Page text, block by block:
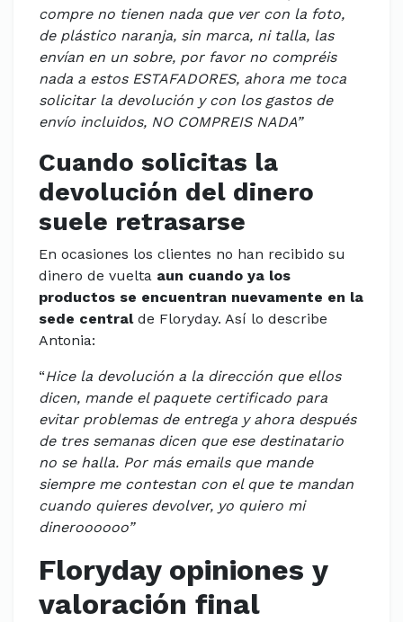
compre no tienen nada que ver con la foto,
de plástico naranja, sin marca, ni talla, las
envían en un sobre, por favor no compréis
nada a estos ESTAFADORES, ahora me toca
solicitar la devolución y con los gastos de
envío incluidos, NO COMPREIS NADA”
Cuando solicitas la
devolución del dinero
suele retrasarse
En ocasiones los clientes no han recibido su
dinero de vuelta aun cuando ya los
productos se encuentran nuevamente en la
sede centralde Floryday. Así lo describe
Antonia:
“Hice la devolución a la dirección que ellos
dicen, mande el paquete certificado para
evitar problemas de entrega y ahora después
de tres semanas dicen que ese destinatario
no se halla. Por más emails que mande
siempre me contestan con el que te mandan
cuando quieres devolver, yo quiero mi
dineroooooo”
Floryday opiniones y
valoración final